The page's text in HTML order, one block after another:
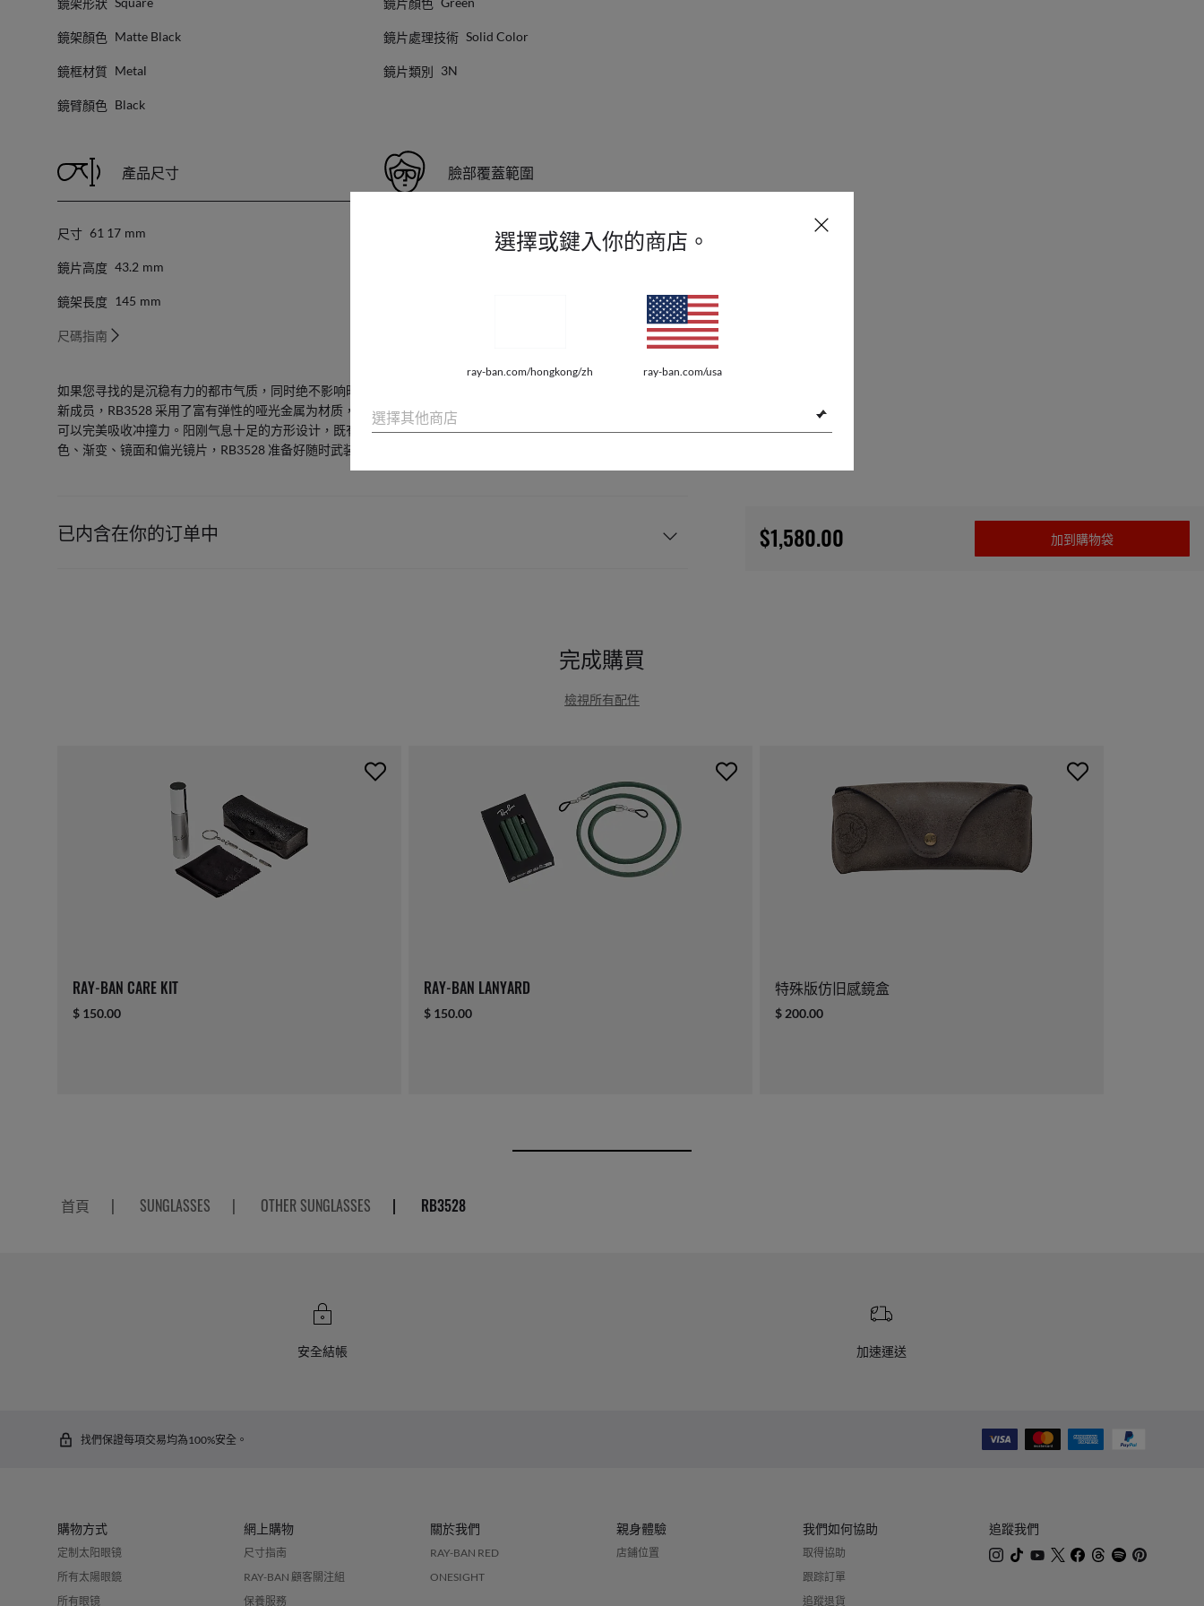
選擇或鍵入你的商店。
ray-ban.com/hongkong/zh ray-ban.com/usa
選擇其他商店
鏡架顏色 Matte Black
鏡框材質 Metal
鏡臂顏色 Black
鏡片處理技術 Solid Color
鏡片類別 3N
產品尺寸
尺寸 61 17 Mm
鏡片高度 43.2 Mm
鏡架長度 145 Mm
尺碼指南
臉部覆蓋範圍
Standard
如果您寻找的是沉稳有力的都市气质，同时绝不影响时尚指数，RB3528 就是您的最佳选择。 作为 Ray-Ban 家族的
新成员，RB3528 采用了富有弹性的哑光金属为材质，扁条轮廓不锈钢镜腿倍增力量感，胶化细节设计触感柔软，
可以完美吸收冲撞力。阳刚气息十足的方形设计，既有街头风的酷感时尚，也有运动型眼镜的动感气息。可选染
色、渐变、镜面和偏光镜片，RB3528 准备好随时武装您的时髦形象，成为您生活格调的一部分。
已内含在你的订单中 $1,580.00 加到購物袋
完成購買
檢視所有配件
RAY-BAN CARE KIT
$ 150.00
RAY-BAN LANYARD
$ 150.00
特殊版仿旧感鏡盒
$ 200.00
首頁 | SUNGLASSES | OTHER SUNGLASSES | RB3528
安全結帳 加速運送
找們保證每項交易均為100%安全。
購物方式
定制太阳眼镜
所有太陽眼鏡
所有眼镜
網上購物
尺寸指南
RAY-BAN 顧客關注組
保養服務
關於我們
RAY-BAN RED
ONESIGHT
親身體驗
店鋪位置
我們如何協助
取得協助
跟踪訂單
追蹤退貨
追蹤我們